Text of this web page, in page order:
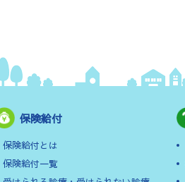
保険給付
保険給付とは
保険給付一覧